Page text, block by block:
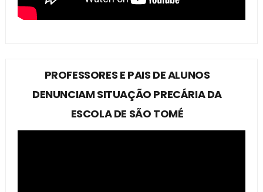
PROFESSORES E PAIS DE ALUNOS
DENUNCIAM SITUAÇÃO PRECÁRIA DA
ESCOLA DE SÃO TOMÉ